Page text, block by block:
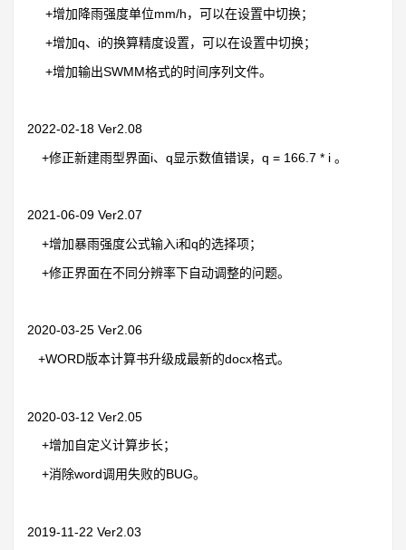
+增加降雨强度单位mm/h，可以在设置中切换；
+增加q、i的换算精度设置，可以在设置中切换；
+增加输出SWMM格式的时间序列文件。
2022-02-18 Ver2.08
+修正新建雨型界面i、q显示数值错误，q = 166.7 * i 。
2021-06-09 Ver2.07
+增加暴雨强度公式输入i和q的选择项；
+修正界面在不同分辨率下自动调整的问题。
2020-03-25 Ver2.06
+WORD版本计算书升级成最新的docx格式。
2020-03-12 Ver2.05
+增加自定义计算步长；
+消除word调用失败的BUG。
2019-11-22 Ver2.03